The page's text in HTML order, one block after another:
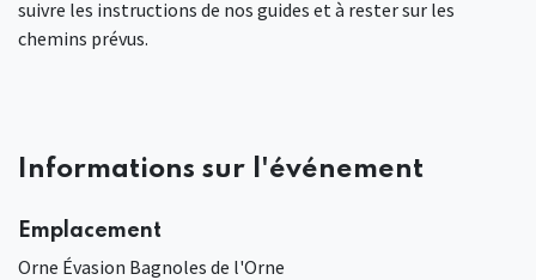
suivre les instructions de nos guides et à rester sur les
chemins prévus.
Informations sur l'événement
Emplacement
Orne Évasion Bagnoles de l'Orne